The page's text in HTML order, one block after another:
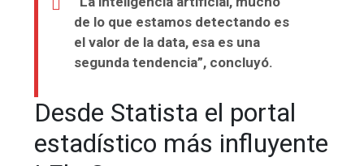
de lo que estamos detectando es
el valor de la data, esa es una
segunda tendencia”, concluyó.
Desde Statista el portal
estadístico más influyente